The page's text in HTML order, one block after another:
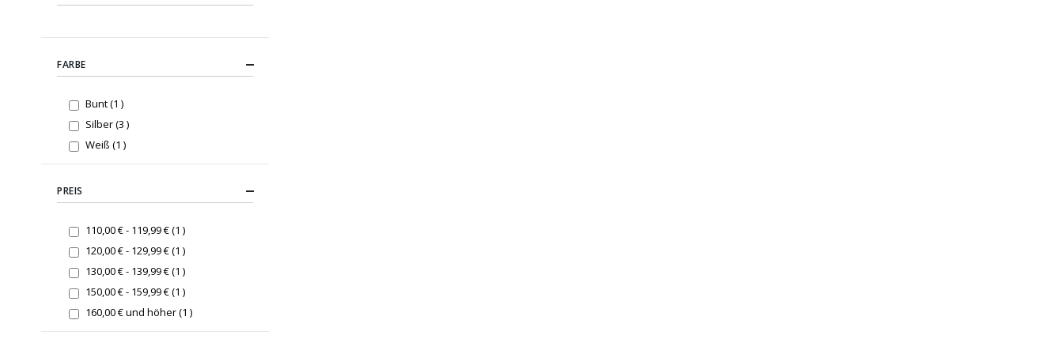
FARBE
Bunt 1 item
Silber 3 items
Weiß 1 item
PREIS
110,00 €- 119,99 € 1 item
120,00 €- 129,99 € 1 item
130,00 €- 139,99 € 1 item
150,00 €- 159,99 € 1 item
160,00 €und höher 1 item